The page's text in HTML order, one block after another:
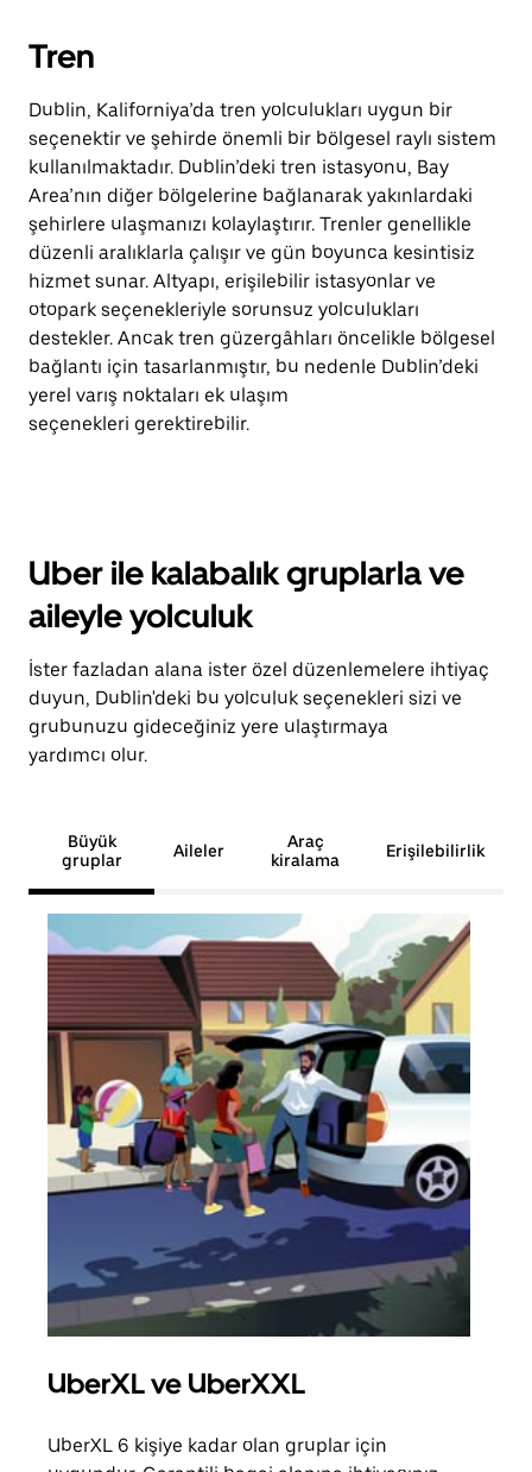
Tren
Dublin, Kaliforniya’da tren yolculukları uygun bir
seçenektir ve şehirde önemli bir bölgesel raylı sistem
kullanılmaktadır. Dublin’deki tren istasyonu, Bay
Area’nın diğer bölgelerine bağlanarak yakınlardaki
şehirlere ulaşmanızı kolaylaştırır. Trenler genellikle
düzenli aralıklarla çalışır ve gün boyunca kesintisiz
hizmet sunar. Altyapı, erişilebilir istasyonlar ve
otopark seçenekleriyle sorunsuz yolculukları
destekler. Ancak tren güzergâhları öncelikle bölgesel
bağlantı için tasarlanmıştır, bu nedenle Dublin’deki
yerel varış noktaları ek ulaşım
seçenekleri gerektirebilir.
Uber ile kalabalık gruplarla ve
aileyle yolculuk
İster fazladan alana ister özel düzenlemelere ihtiyaç
duyun, Dublin'deki bu yolculuk seçenekleri sizi ve
grubunuzu gideceğiniz yere ulaştırmaya
yardımcı olur.
Büyük
gruplar
Aileler
Araç
kiralama
Erişilebilirlik
UberXL ve UberXXL
UberXL 6 kişiye kadar olan gruplar için